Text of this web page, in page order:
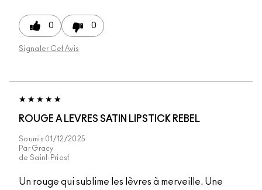
0 0
Signaler Cet Avis
ROUGE A LEVRES SATIN LIPSTICK REBEL
Soumis 01/12/2025
Par Gracy
de Saint-Priest
Un rouge qui sublime les lèvres à merveille. Une